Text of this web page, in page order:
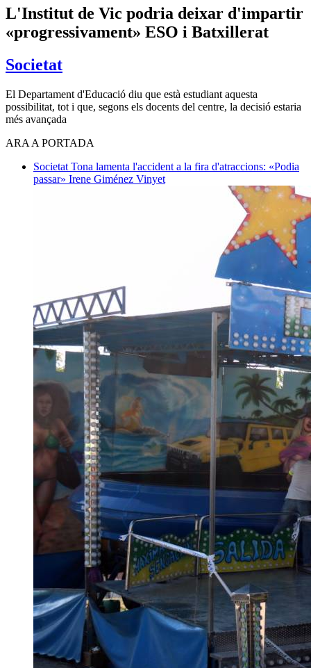
L'Institut de Vic podria deixar d'impartir
«progressivament» ESO i Batxillerat
Societat
El Departament d'Educació diu que està estudiant aquesta
possibilitat, tot i que, segons els docents del centre, la decisió estaria
més avançada
ARA A PORTADA
Societat Tona lamenta l'accident a la fira d'atraccions: «Podia
passar» Irene Giménez Vinyet